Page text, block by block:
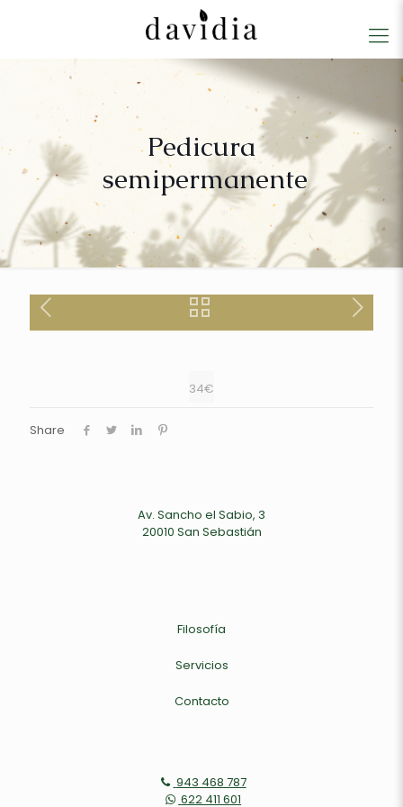
Pedicura
semipermanente
34€
Share
Av. Sancho el Sabio, 3
20010 San Sebastián
Filosofía
Servicios
Contacto
943 468 787
622 411 601